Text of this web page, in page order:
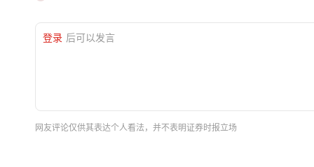
登录 后可以发言
网友评论仅供其表达个人看法，并不表明证券时报立场